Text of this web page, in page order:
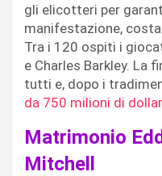
gli elicotteri per
manifestazione,
Tra i 120 ospiti i
e Charles Barkley. La
tutti e, dopo i
da 750 milioni di
Matrimonio
Mitchell